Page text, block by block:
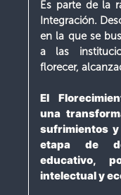
Es parte de la
Integración.
en la que se
a las
florecer,
El
una
sufrimientos
etapa de
educativo,
intelectual y